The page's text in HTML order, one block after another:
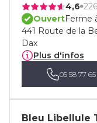
4,6
OuvertFerme
441 Route de la
Dax
Plus d'infos
05 58 77
Bleu Libellule